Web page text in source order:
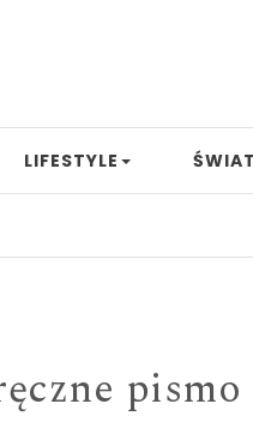
LIFESTYLE